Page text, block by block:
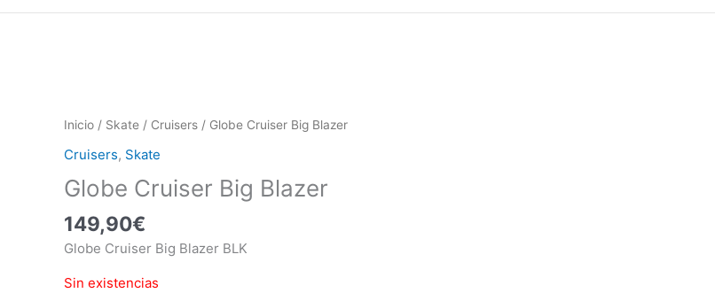
Inicio / Skate / Cruisers / Globe Cruiser Big Blazer
Cruisers, Skate
Globe Cruiser Big Blazer
149,90€
Globe Cruiser Big Blazer BLK
Sin existencias